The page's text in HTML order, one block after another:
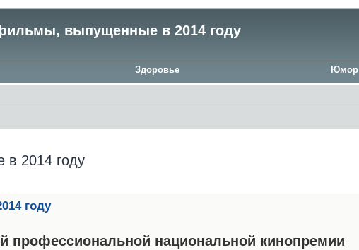
выпущенные в 2014 году
Здоровье Юмор
2014 году
году
профессиональной национальной кинопремии